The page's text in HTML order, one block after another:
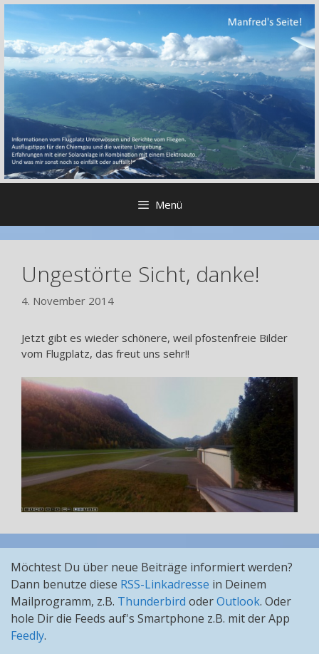
Zum
springen
Menü
Ungestörte Sicht, danke!
4. November 2014
Jetzt gibt es wieder schönere, weil pfostenfreie Bilder
vom Flugplatz, das freut uns sehr!!
Möchtest Du über neue Beiträge informiert werden?
Dann benutze diese RSS-Linkadresse in Deinem
Mailprogramm, z.B. Thunderbird oderOutlook. Oder
hole Dir die Feeds auf's Smartphone z.B. mit der App
Feedly.